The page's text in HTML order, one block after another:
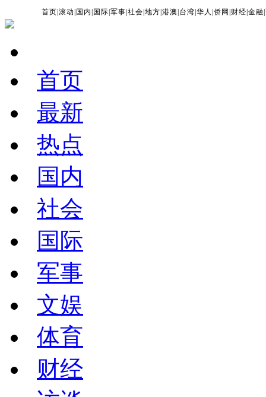
首页 |滚动 国内 国际 |军事 |社会 |地方 |港澳 台湾 |华人 |侨网 财经 |金融 |
首页
最新
热点
国内
社会
国际
军事
文娱
体育
财经